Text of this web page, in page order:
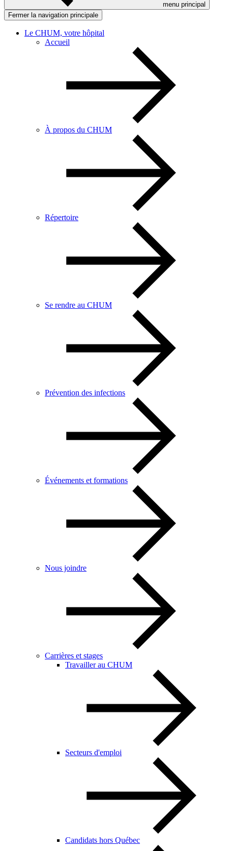
menu principal
Fermer la navigation principale
Le CHUM, votre hôpital
Accueil
À propos du CHUM
Répertoire
Se rendre au CHUM
Prévention des infections
Événements et formations
Nous joindre
Carrières et stages
Travailler au CHUM
Secteurs d'emploi
Candidats hors Québec